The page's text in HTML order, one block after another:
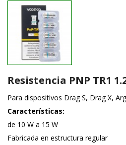
Resistencia PNP TR1
Para dispositivos Drag S, Drag X,
Características:
de 10 W a 15 W
Fabricada en estructura regular